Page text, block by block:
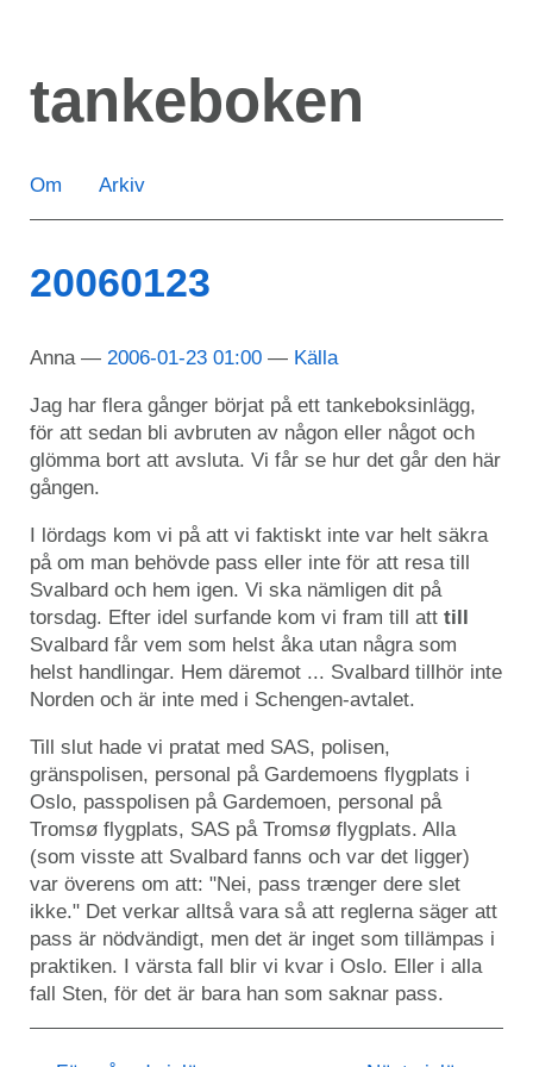
huvudinnehåll
tankeboken
Om Arkiv
20060123
Anna 2006-01-23 01:00 Källa
Jag har flera gånger börjat på ett tankeboksinlägg,
för att sedan bli avbruten av någon eller något och
glömma bort att avsluta. Vi får se hur det går den här
gången.
I lördags kom vi på att vi faktiskt inte var helt säkra
på om man behövde pass eller inte för att resa till
Svalbard och hem igen. Vi ska nämligen dit på
torsdag. Efter idel surfande kom vi fram till att till
Svalbard får vem som helst åka utan några som
helst handlingar. Hem däremot ... Svalbard tillhör inte
Norden och är inte med i Schengen-avtalet.
Till slut hade vi pratat med SAS, polisen,
gränspolisen, personal på Gardemoens flygplats i
Oslo, passpolisen på Gardemoen, personal på
Tromsø flygplats, SAS på Tromsø flygplats. Alla
(som visste att Svalbard fanns och var det ligger)
var överens om att: "Nei, pass trænger dere slet
ikke." Det verkar alltså vara så att reglerna säger att
pass är nödvändigt, men det är inget som tillämpas i
praktiken. I värsta fall blir vi kvar i Oslo. Eller i alla
fall Sten, för det är bara han som saknar pass.